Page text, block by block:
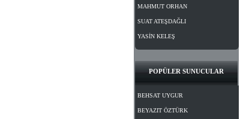
MAHMUT ORHAN
SUAT ATEŞDAĞLI
YASİN KELEŞ
POPÜLER SUNUCULAR
BEHSAT UYGUR
BEYAZIT ÖZTÜRK